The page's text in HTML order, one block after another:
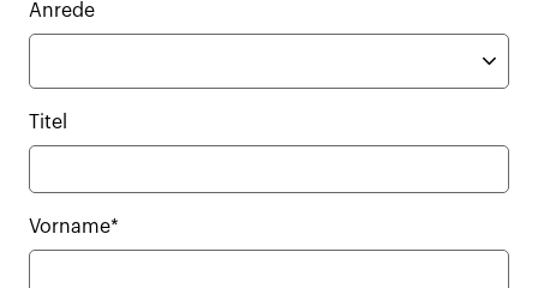
Anrede
Titel
Vorname*